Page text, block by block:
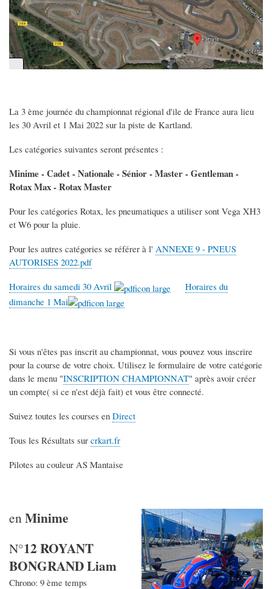
La 3 ème journée du championnat régional d'ile de France aura lieu
les 30 Avril et 1 Mai 2022 sur la piste de Kartland.
Les catégories suivantes seront présentes :
Minime - Cadet - Nationale - Sénior - Master - Gentleman -
Rotax Max - Rotax Master
Pour les catégories Rotax, les pneumatiques a utiliser sont Vega XH3
et W6 pour la pluie.
Pour les autres catégories se référer à l' ANNEXE 9 - PNEUS
AUTORISES 2022.pdf
Horaires du samedi 30 Avril
Horaires du
dimanche 1 Mai
Si vous n'êtes pas inscrit au championnat, vous pouvez vous inscrire
pour la course de votre choix. Utilisez le formulaire de votre catégorie
dans le menu "INSCRIPTION CHAMPIONNAT" après avoir créer
un compte( si ce n'est déjà fait) et vous être connecté.
Suivez toutes les courses en Direct
Tous les Résultats sur crkart.fr
Pilotes au couleur AS Mantaise
en Minime
N°12 ROYANT
BONGRAND Liam
Chrono: 9 ème temps